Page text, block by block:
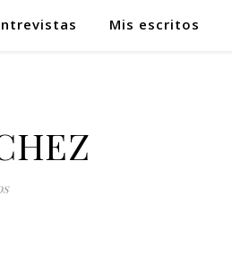
Mis escritos